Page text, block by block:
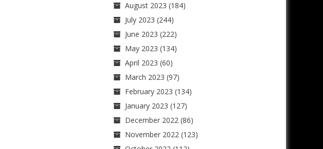
August 2023 (184)
July 2023 (244)
June 2023 (222)
May 2023 (134)
April 2023 (60)
March 2023 (97)
February 2023 (134)
January 2023 (127)
December 2022(86)
November 2022(123)